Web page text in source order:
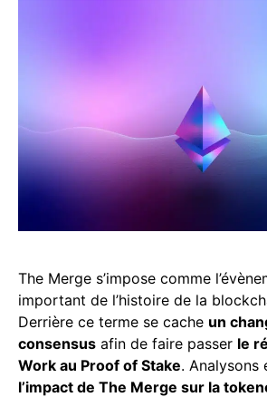
The Merge s’impose comme
important de l’histoire de la
Derrière ce terme se cache un
consensus afin de faire passer le
Work au Proof of Stake. Analysons
l’impact de The Merge sur la